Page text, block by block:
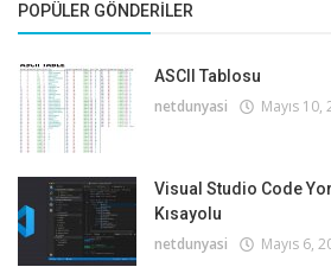
POPÜLER GÖNDERILER
ASCII Tablosu
netdunyasi Mayıs 10,
Visual Studio Code
Kısayolu
netdunyasi Mayıs 6,